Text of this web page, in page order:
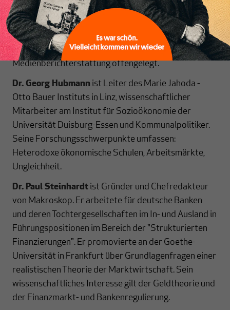
(https://www.otto-brenner-
stiftung.de/wissenschaftsportal/informationsseiten-
zu-studien/studien-2020/streitfall-
vermoegenssteuer/) bereits Defizite in der
Medienberichterstattung offengelegt.
Dr. Georg Hubmann ist Leiter des Marie Jahoda -
Otto Bauer Instituts in Linz, wissenschaftlicher
Mitarbeiter am Institut für Sozioökonomie der
Universität Duisburg-Essen und Kommunalpolitiker.
Seine Forschungsschwerpunkte umfassen:
Heterodoxe ökonomische Schulen, Arbeitsmärkte,
Ungleichheit.
Dr. Paul Steinhardt ist Gründer und Chefredakteur
von Makroskop. Er arbeitete für deutsche Banken
und deren Tochtergesellschaften im In- und Ausland in
Führungspositionen im Bereich der "Strukturierten
Finanzierungen". Er promovierte an der Goethe-
Universität in Frankfurt über Grundlagenfragen einer
realistischen Theorie der Marktwirtschaft. Sein
wissenschaftliches Interesse gilt der Geldtheorie und
der Finanzmarkt- und Bankenregulierung.